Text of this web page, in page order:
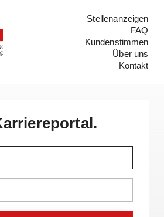
Stellenanzeigen
FAQ
Kundenstimmen
Über uns
Kontakt